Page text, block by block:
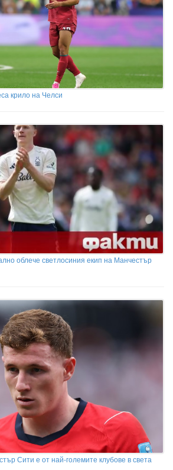
крило на Челси
облече светлосиния екип на Манчестър
Сити е от най-големите клубове в света